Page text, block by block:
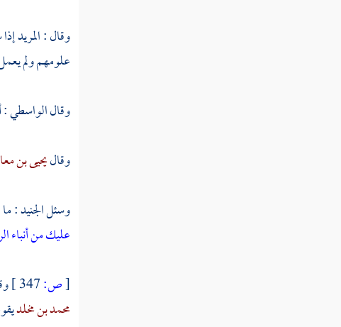
وقال : المريد
علومهم ولم
وقالالواسطي:
وقاليحيى بن
وسئلالجنيد:
عليك من أنباء
[ص:
محمد بن مخلد